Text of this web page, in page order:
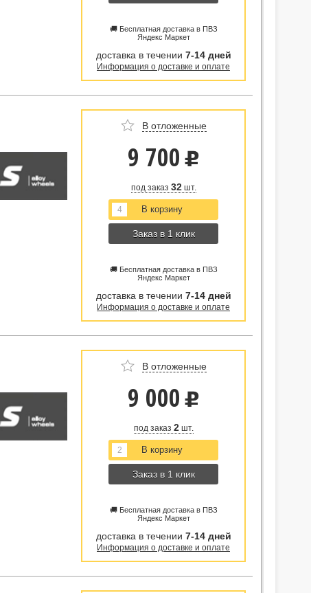
🚚 Бесплатная доставка в ПВЗ
Яндекс Маркет
доставка в течении 7-14 дней
Информация о доставке и оплате
В отложенные
9 700 u
под заказ 32шт.
Заказ в 1 клик
🚚 Бесплатная доставка в ПВЗ
Яндекс Маркет
доставка в течении 7-14 дней
Информация о доставке и оплате
В отложенные
9 000 u
под заказ 2шт.
Заказ в 1 клик
🚚 Бесплатная доставка в ПВЗ
Яндекс Маркет
доставка в течении 7-14 дней
Информация о доставке и оплате